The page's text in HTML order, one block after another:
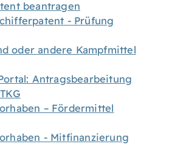
beantragen
- Prüfung
oder andere Kampfmittel
Antragsbearbeitung
– Fördermittel
- Mitfinanzierung